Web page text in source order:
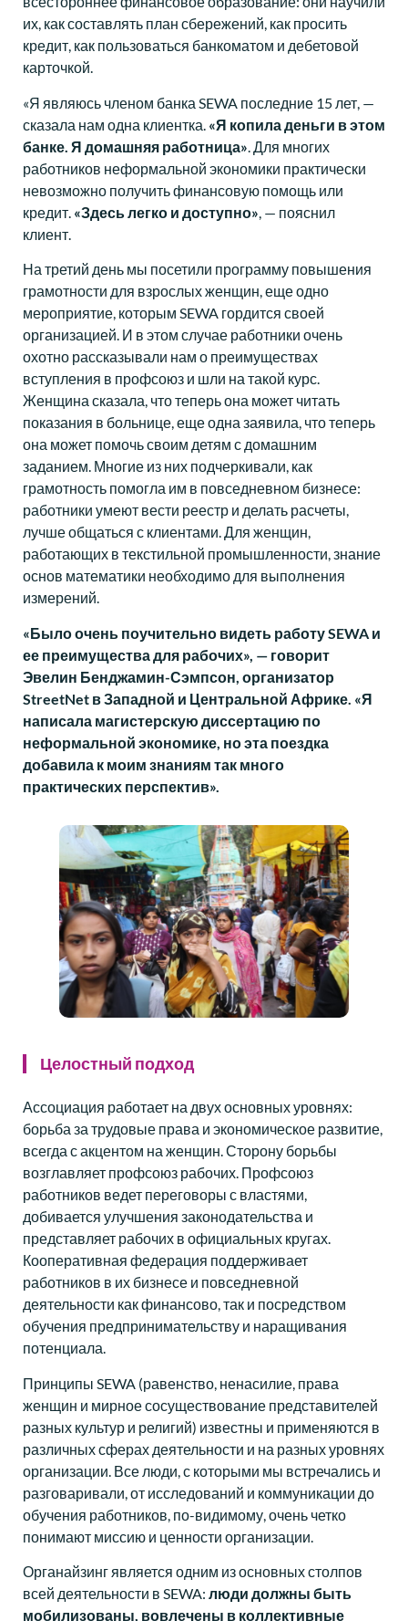
их, как составлять план сбережений, как просить
кредит, как пользоваться банкоматом и дебетовой
карточкой.
«Я являюсь членом банка SEWA последние 15 лет, —
сказала нам одна клиентка. «Я копила деньги в этом
банке. Я домашняя работница» . Для многих
работников неформальной экономики практически
невозможно получить финансовую помощь или
кредит. «Здесь легко и доступно» , — пояснил
клиент.
На третий день мы посетили программу повышения
грамотности для взрослых женщин, еще одно
мероприятие, которым SEWA гордится своей
организацией. И в этом случае работники очень
охотно рассказывали нам о преимуществах
вступления в профсоюз и шли на такой курс.
Женщина сказала, что теперь она может читать
показания в больнице, еще одна заявила, что теперь
она может помочь своим детям с домашним
заданием. Многие из них подчеркивали, как
грамотность помогла им в повседневном бизнесе:
работники умеют вести реестр и делать расчеты,
лучше общаться с клиентами. Для женщин,
работающих в текстильной промышленности, знание
основ математики необходимо для выполнения
измерений.
«Было очень поучительно видеть работу SEWA и
ее преимущества для рабочих», — говорит
Эвелин Бенджамин-Сэмпсон, организатор
StreetNet в Западной и Центральной Африке. «Я
написала магистерскую диссертацию по
неформальной экономике, но эта поездка
добавила к моим знаниям так много
практических перспектив».
Целостный подход
Ассоциация работает на двух основных уровнях:
борьба за трудовые права и экономическое развитие,
всегда с акцентом на женщин. Сторону борьбы
возглавляет профсоюз рабочих. Профсоюз
работников ведет переговоры с властями,
добивается улучшения законодательства и
представляет рабочих в официальных кругах.
Кооперативная федерация поддерживает
работников в их бизнесе и повседневной
деятельности как финансово, так и посредством
обучения предпринимательству и наращивания
потенциала.
Принципы SEWA (равенство, ненасилие, права
женщин и мирное сосуществование представителей
разных культур и религий) известны и применяются в
различных сферах деятельности и на разных уровнях
организации. Все люди, с которыми мы встречались и
разговаривали, от исследований и коммуникации до
обучения работников, по-видимому, очень четко
понимают миссию и ценности организации.
Органайзинг является одним из основных столпов
всей деятельности в SEWA: люди должны быть
мобилизованы, вовлечены в коллективные